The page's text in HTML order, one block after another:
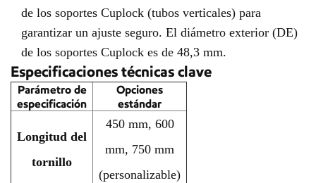
de los soportes Cuplock (tubos verticales) para
garantizar un ajuste seguro. El diámetro exterior (DE)
de los soportes Cuplock es de 48,3 mm.
Especificaciones técnicas clave
Parámetro de
especificación
Opciones
estándar
Longitud del
tornillo
450 mm, 600
mm, 750 mm
(personalizable)